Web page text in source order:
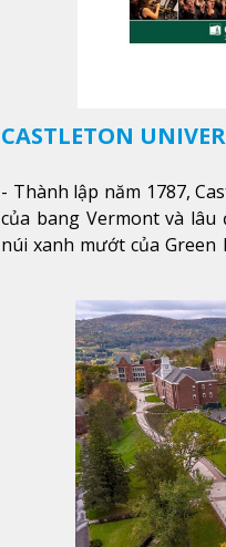
CASTLETON
- Thành lập năm 1787,
của bang Vermont và
núi xanh mướt của
thu phía sườn núi xa xa
của trường, sinh viên có
từ mọi góc trong khuôn